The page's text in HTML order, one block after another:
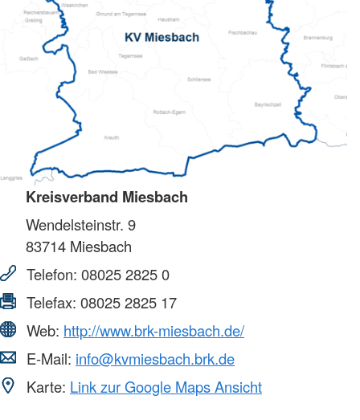
Kreisverband Miesbach
Wendelsteinstr. 9
83714 Miesbach
Telefon: 08025 2825 0
Telefax: 08025 2825 17
Web: http://www.brk-miesbach.de/
E-Mail: info@kvmiesbach.brk.de
Karte: Link zur Google Maps Ansicht